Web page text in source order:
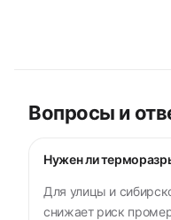
Вопросы и
Нужен ли
Для улицы и
снижает риск